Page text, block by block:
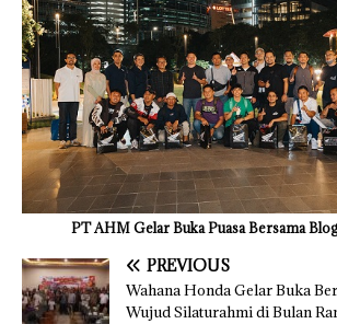
PT AHM Gelar Buka Puasa Bersama
PREVIOUS
Wahana Honda Gelar Buka
Wujud Silaturahmi di Bulan